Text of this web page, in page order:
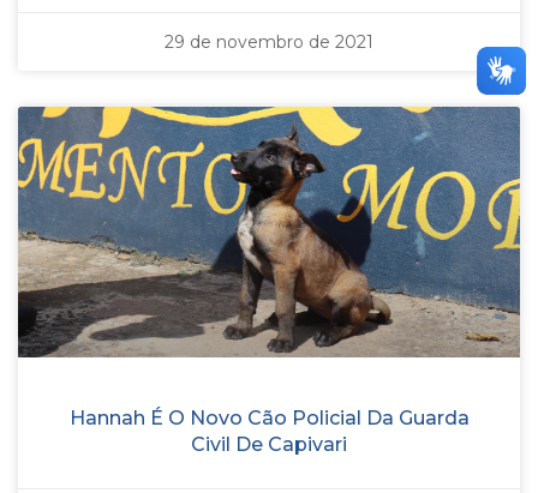
29 de novembro de 2021
Hannah É O Novo Cão Policial Da Guarda
Civil De Capivari